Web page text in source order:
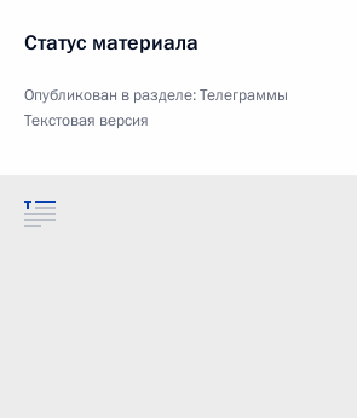
Статус материала
Опубликован в разделе:Телеграммы
Текстовая версия